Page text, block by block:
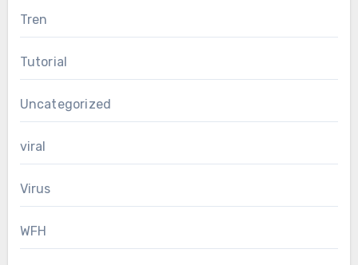
Tren
Tutorial
Uncategorized
viral
Virus
WFH